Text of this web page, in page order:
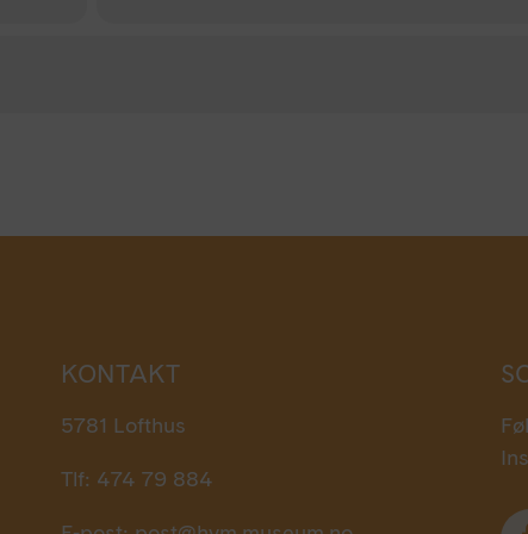
KONTAKT
5781 Lofthus
Tlf: 474 79 884